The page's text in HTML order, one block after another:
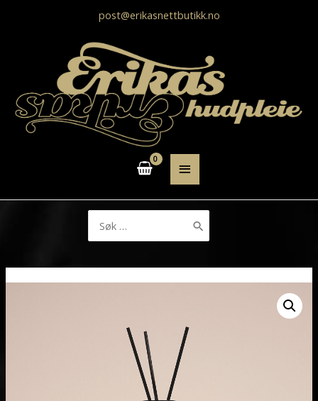
post@erikasnettbutikk.no
HOVEDMENY
etter: